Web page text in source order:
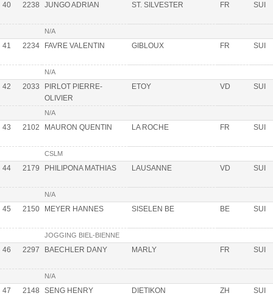
40 2238 JUNGO ADRIAN ST. SILVESTER FR SUI
N/A
41 2234 FAVRE VALENTIN GIBLOUX FR SUI
N/A
42 2033
PIRLOT PIERRE-
OLIVIER
ETOY VD SUI
N/A
43 2102 MAURON QUENTIN LA ROCHE FR SUI
CSLM
44 2179 PHILIPONA MATHIAS LAUSANNE VD SUI
N/A
45 2150 MEYER HANNES SISELEN BE BE SUI
JOGGING BIEL-BIENNE
46 2297 BAECHLER DANY MARLY FR SUI
N/A
47 2148 SENG HENRY DIETIKON ZH SUI